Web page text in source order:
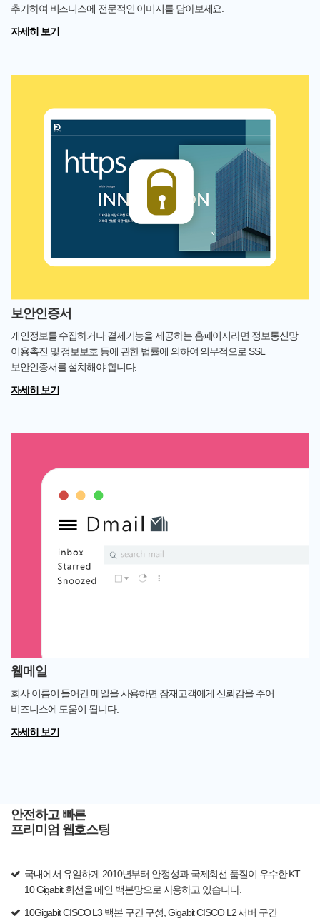
추가하여 비즈니스에 전문적인 이미지를 담아보세요.
자세히 보기
보안인증서
개인정보를 수집하거나 결제기능을 제공하는 홈페이지라면 정보통신망
이용촉진 및 정보보호 등에 관한 법률에 의하여 의무적으로 SSL
보안인증서를 설치해야 합니다.
자세히 보기
웹메일
회사 이름이 들어간 메일을 사용하면 잠재고객에게 신뢰감을 주어
비즈니스에 도움이 됩니다.
자세히 보기
안전하고 빠른
프리미엄 웹호스팅
국내에서 유일하게 2010년부터 안정성과 국제회선 품질이 우수한 KT
10 Gigabit 회선을 메인 백본망으로 사용하고 있습니다.
10Gigabit CISCO L3 백본 구간 구성, Gigabit CISCO L2 서버 구간